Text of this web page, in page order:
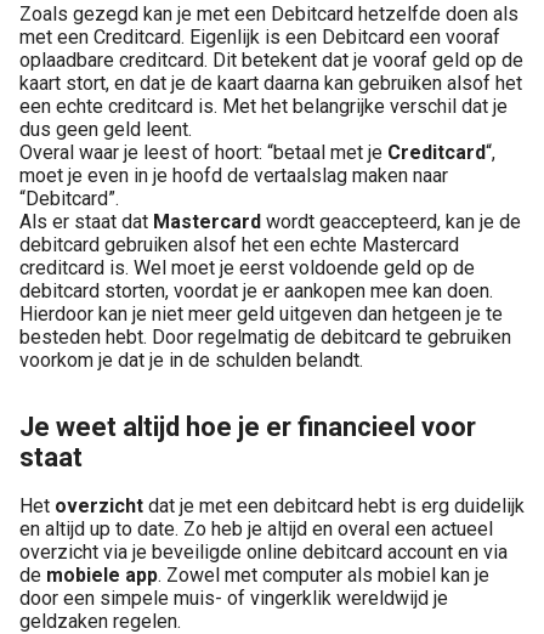
Zoals gezegd kan je met een Debitcard hetzelfde doen als
met een Creditcard. Eigenlijk is een Debitcard een vooraf
oplaadbare creditcard. Dit betekent dat je vooraf geld op de
kaart stort, en dat je de kaart daarna kan gebruiken alsof het
een echte creditcard is. Met het belangrijke verschil dat je
dus geen geld leent.
Overal waar je leest of hoort: “betaal met je Creditcard“,
moet je even in je hoofd de vertaalslag maken naar
“Debitcard”.
Als er staat dat Mastercard wordt geaccepteerd, kan je de
debitcard gebruiken alsof het een echte Mastercard
creditcard is. Wel moet je eerst voldoende geld op de
debitcard storten, voordat je er aankopen mee kan doen.
Hierdoor kan je niet meer geld uitgeven dan hetgeen je te
besteden hebt. Door regelmatig de debitcard te gebruiken
voorkom je dat je in de schulden belandt.
Je weet altijd hoe je er financieel voor
staat
Het overzicht dat je met een debitcard hebt is erg duidelijk
en altijd up to date. Zo heb je altijd en overal een actueel
overzicht via je beveiligde online debitcard account en via
de mobiele app. Zowel met computer als mobiel kan je
door een simpele muis- of vingerklik wereldwijd je
geldzaken regelen.